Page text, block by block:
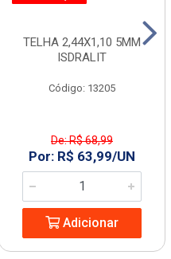
TELHA 2,44X1,10 5MM
ISDRALIT
Código: 13205
De: R$ 68,99
Por: R$ 63,99/UN
Adicionar